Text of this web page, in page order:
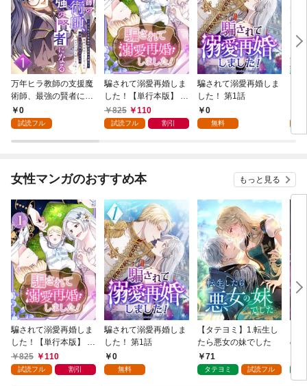
万年ヒラ教師の支援魔
術師、最強の賢者にな
る～不人気の支援魔術
師は給料泥棒だと魔術
が、出世した元教え子
らない件～ 第1話
0
試読フル
騙されて溺愛再婚しま
した！【単行本版】 1
巻825 110
試読フル 割引
騙されて溺愛再婚しま
した！ 第1話
0
無料
女性マンガのおすすめ本 もっと見る
騙されて溺愛再婚しま
した！【単行本版】 1
巻825 110
試読フル 割引
騙されて溺愛再婚しま
した！ 第1話
0
無料
【タテヨミ】1.転生し
たら悪女の妹でした
71
タテヨミ 試読フル
の